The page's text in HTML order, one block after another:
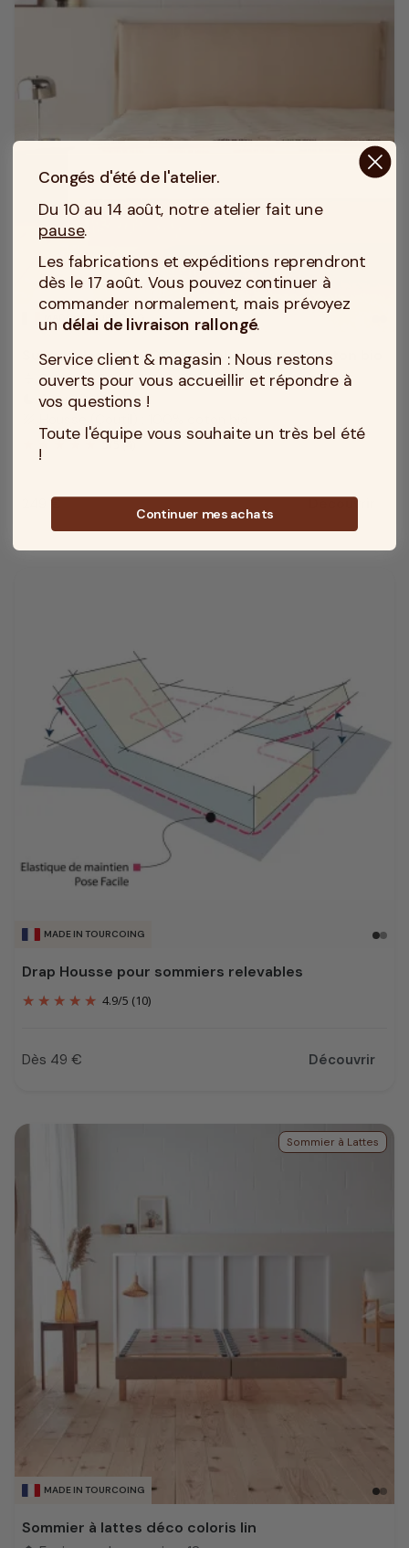
MADE IN TOURCOING
Surmatelas 160x200 naturel en Laine et coton bio
Soutien : Souple
Accueil : Moelleux
5/5 (4)
249 € Découvrir
MADE IN TOURCOING
Drap Housse pour sommiers relevables
4.9/5 (10)
Prix
Dès 49 € Découvrir
MADE IN TOURCOING
Sommier à Lattes
Sommier à lattes déco coloris lin
Congés d'été de l'atelier.
Du 10 au 14 août, notre atelier fait une
pause.
Les fabrications et expéditions reprendront
dès le 17 août. Vous pouvez continuer à
commander normalement, mais prévoyez
un délai de livraison rallongé.
Service client & magasin : Nous restons
ouverts pour vous accueillir et répondre à
vos questions !
Toute l'équipe vous souhaite un très bel été
!
Continuer mes achats